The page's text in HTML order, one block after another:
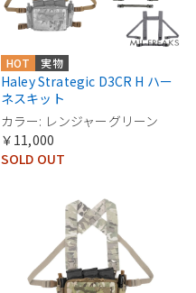
実物
HOT
Haley Strategic D3CR H ハー
ネスキット
カラー: レンジャーグリーン
￥11,000
SOLD OUT